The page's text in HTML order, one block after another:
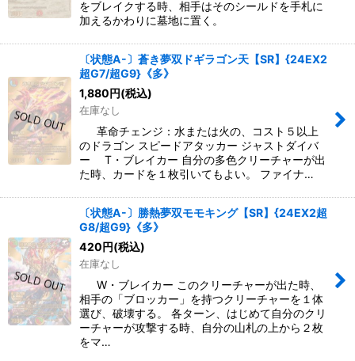
をブレイクする時、相手はそのシールドを手札に
加えるかわりに墓地に置く。
〔状態A-〕蒼き夢双ドギラゴン天【SR】{24EX2
超G7/超G9}《多》
1,880円(税込)
在庫なし
革命チェンジ：水または火の、コスト５以上
のドラゴン スピードアタッカー ジャストダイバ
ー T・ブレイカー 自分の多色クリーチャーが出
た時、カードを１枚引いてもよい。 ファイナ…
〔状態A-〕勝熱夢双モモキング【SR】{24EX2超
G8/超G9}《多》
420円(税込)
在庫なし
W・ブレイカー このクリーチャーが出た時、
相手の「ブロッカー」を持つクリーチャーを１体
選び、破壊する。 各ターン、はじめて自分のクリ
ーチャーが攻撃する時、自分の山札の上から２枚
をマ…